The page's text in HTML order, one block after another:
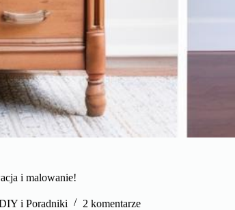
i malowanie!
i Poradniki 2 komentarze